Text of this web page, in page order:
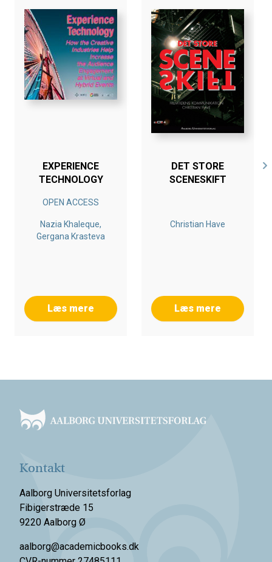
kommunikation.
Om forfatteren
Anja Falk Gaede er cand.mag. i Kommunikation fra
Aalborg Universitet 2006. I dag er hun konsulent og
arbejder med trendforskning, formidling og
kommunikation indenfor livsstilsbrancherne.
Køb 3 Bøger - Betal For 2
EXPERIENCE
TECHNOLOGY
OPEN ACCESS
Nazia Khaleque,
Gergana Krasteva
Læs mere
DET STORE
SCENESKIFT
Christian Have
Læs mere
Kontakt
Aalborg Universitetsforlag
Fibigerstræde 15
9220 Aalborg Ø
aalborg@academicbooks.dk